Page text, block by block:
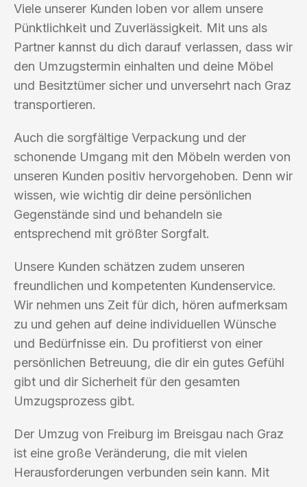
Viele unserer Kunden loben vor allem unsere
Pünktlichkeit und Zuverlässigkeit. Mit uns als
Partner kannst du dich darauf verlassen, dass wir
den Umzugstermin einhalten und deine Möbel
und Besitztümer sicher und unversehrt nach Graz
transportieren.
Auch die sorgfältige Verpackung und der
schonende Umgang mit den Möbeln werden von
unseren Kunden positiv hervorgehoben. Denn wir
wissen, wie wichtig dir deine persönlichen
Gegenstände sind und behandeln sie
entsprechend mit größter Sorgfalt.
Unsere Kunden schätzen zudem unseren
freundlichen und kompetenten Kundenservice.
Wir nehmen uns Zeit für dich, hören aufmerksam
zu und gehen auf deine individuellen Wünsche
und Bedürfnisse ein. Du profitierst von einer
persönlichen Betreuung, die dir ein gutes Gefühl
gibt und dir Sicherheit für den gesamten
Umzugsprozess gibt.
Der Umzug von Freiburg im Breisgau nach Graz
ist eine große Veränderung, die mit vielen
Herausforderungen verbunden sein kann. Mit